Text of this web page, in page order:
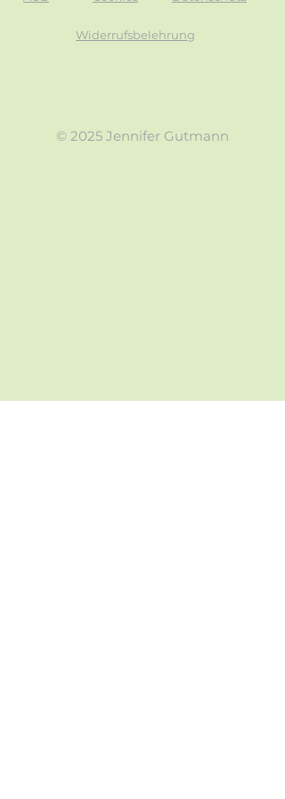
Widerrufsbelehrung
© 2025 Jennifer Gutmann